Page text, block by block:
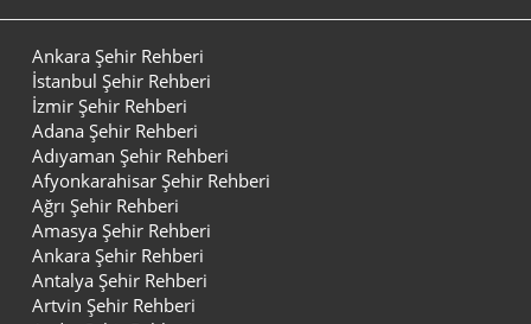
Ankara Şehir Rehberi
İstanbul Şehir Rehberi
İzmir Şehir Rehberi
Adana Şehir Rehberi
Adıyaman Şehir Rehberi
Afyonkarahisar Şehir Rehberi
Ağrı Şehir Rehberi
Amasya Şehir Rehberi
Ankara Şehir Rehberi
Antalya Şehir Rehberi
Artvin Şehir Rehberi